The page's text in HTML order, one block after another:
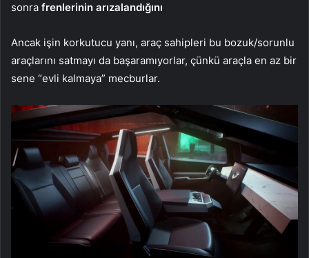
sonra frenlerinin arızalandığını
Ancak işin korkutucu yanı, araç sahipleri bu bozuk/sorunlu
araçlarını satmayı da başaramıyorlar, çünkü araçla en az bir
sene “evli kalmaya” mecburlar.